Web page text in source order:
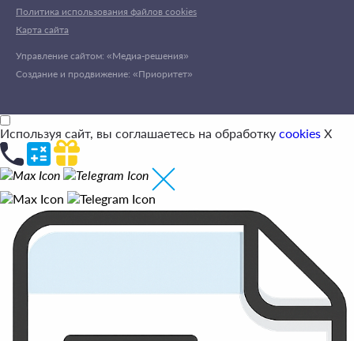
Политика использования файлов cookies
Карта сайта
Управление сайтом: «Медиа-решения»
Создание и продвижение: «Приоритет»
Используя сайт, вы соглашаетесь на обработку cookies X